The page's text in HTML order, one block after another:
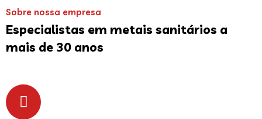
Sobre nossa empresa
Especialistas em metais sanitários a
mais de 30 anos